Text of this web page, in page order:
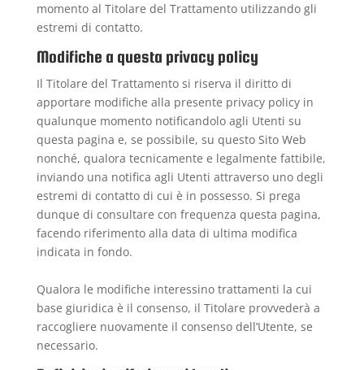
momento al Titolare del Trattamento utilizzando gli
estremi di contatto.
Modifiche a questa privacy policy
Il Titolare del Trattamento si riserva il diritto di
apportare modifiche alla presente privacy policy in
qualunque momento notificandolo agli Utenti su
questa pagina e, se possibile, su questo Sito Web
nonché, qualora tecnicamente e legalmente fattibile,
inviando una notifica agli Utenti attraverso uno degli
estremi di contatto di cui è in possesso. Si prega
dunque di consultare con frequenza questa pagina,
facendo riferimento alla data di ultima modifica
indicata in fondo.
Qualora le modifiche interessino trattamenti la cui
base giuridica è il consenso, il Titolare provvederà a
raccogliere nuovamente il consenso dell’Utente, se
necessario.